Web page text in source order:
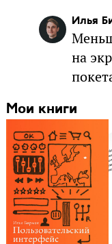
Илья
на
Мои книги